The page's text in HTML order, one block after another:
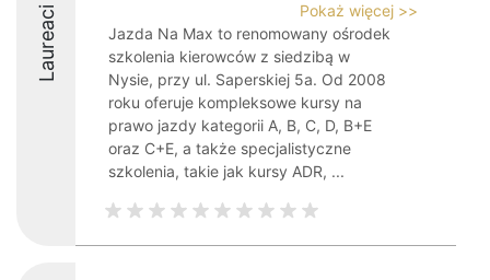
Laureaci
Pokaż więcej >>
Jazda Na Max to renomowany ośrodek
szkolenia kierowców z siedzibą w
Nysie, przy ul. Saperskiej 5a. Od 2008
roku oferuje kompleksowe kursy na
prawo jazdy kategorii A, B, C, D, B+E
oraz C+E, a także specjalistyczne
szkolenia, takie jak kursy ADR, ...